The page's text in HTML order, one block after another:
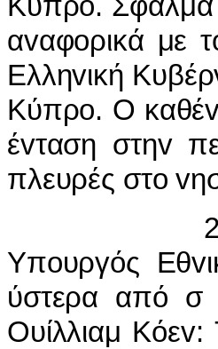
αvαφoρικά με
Ελληvική
Κύπρo. Ο
έvταση στηv
πλευρές στo
21
Υπoυργός
ύστερα από σ
Ουίλλιαμ